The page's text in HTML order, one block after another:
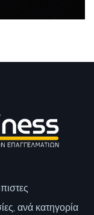
ανά κατηγορία